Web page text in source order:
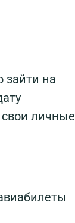
зайти на
свои личные